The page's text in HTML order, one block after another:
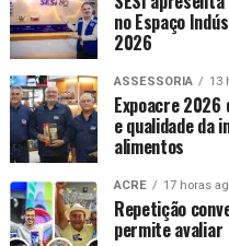
no Espaço
2026
ASSESSORIA 13
Expoacre 2026
e qualidade da
alimentos
ACRE 17 horas
Repetição
permite avaliar